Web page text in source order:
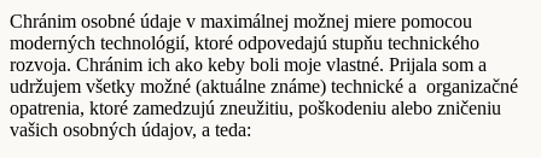
Chránim osobné údaje v maximálnej možnej miere pomocou
moderných technológií, ktoré odpovedajú stupňu technického
rozvoja. Chránim ich ako keby boli moje vlastné. Prijala som a
udržujem všetky možné (aktuálne známe) technické a organizačné
opatrenia, ktoré zamedzujú zneužitiu, poškodeniu alebo zničeniu
vašich osobných údajov, a teda: